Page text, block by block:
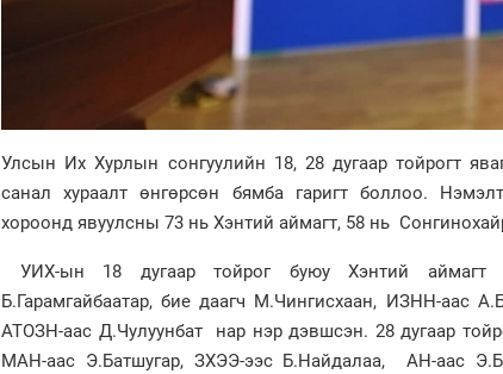
Улсын Их Хурлын сонгуулийн 18, 28 дугаар тойрогт
санал хураалт өнгөрсөн бямба гаригт боллоо.
хороонд явуулсны 73 нь Хэнтий аймагт, 58 нь
УИХ-ын 18 дугаар тойрог буюу Хэнтий
Б.Гарамгайбаатар, бие даагч М.Чингисхаан, ИЗНН-аас
АТОЗН-аас Д.Чулуунбат нар нэр дэвшсэн. 28 дугаар
МАН-аас Э.Батшугар, ЗХЭЭ-ээс Б.Найдалаа, АН-аас